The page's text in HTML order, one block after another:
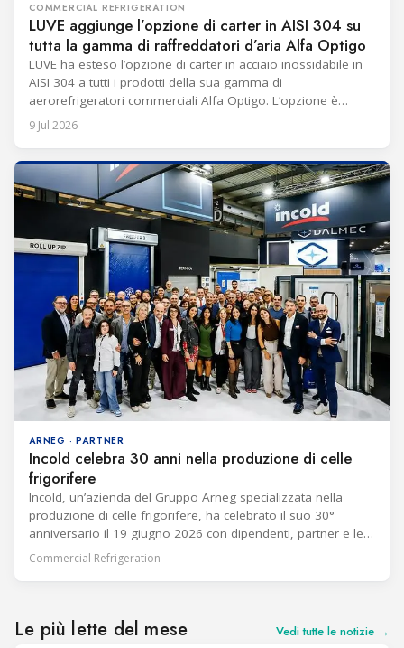
COMMERCIAL REFRIGERATION
LUVE aggiunge l’opzione di carter in AISI 304 su
tutta la gamma di raffreddatori d’aria Alfa Optigo
LUVE ha esteso l’opzione di carter in acciaio inossidabile in
AISI 304 a tutti i prodotti della sua gamma di
aerorefrigeratori commerciali Alfa Optigo. L’opzione è
destinata ad aumentare la durata e l’idoneità per ambienti
impegnativi. Il carter in acciaio inossidabile è ora disponibile
9 Jul 2026
ARNEG · PARTNER
Incold celebra 30 anni nella produzione di celle
frigorifere
Incold, un’azienda del Gruppo Arneg specializzata nella
produzione di celle frigorifere, ha celebrato il suo 30°
anniversario il 19 giugno 2026 con dipendenti, partner e le
loro famiglie. L’Amministratore Delegato Filippo Finco ha
affermato che due progetti sono stati particolarmente
Commercial Refrigeration
Le più lette del mese Vedi tutte le notizie →